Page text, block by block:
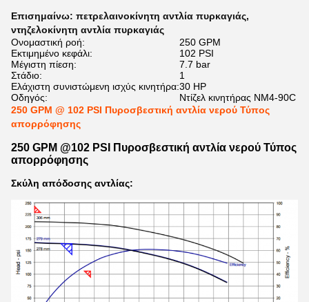
Επισημαίνω: πετρελαινοκίνητη αντλία πυρκαγιάς,
ντηζελοκίνητη αντλία πυρκαγιάς
Ονομαστική ροή:
250 GPM
Εκτιμημένο κεφάλι:
102 PSI
Μέγιστη πίεση:
7.7 bar
Στάδιο:
1
Ελάχιστη συνιστώμενη ισχύς κινητήρα:30 HP
Οδηγός:
Ντίζελ κινητήρας NM4-90C
250 GPM @ 102 PSI Πυροσβεστική αντλία νερού Τύπος
απορρόφησης
250 GPM @102 PSI Πυροσβεστική αντλία νερού Τύπος
απορρόφησης
Σκύλη απόδοσης αντλίας: